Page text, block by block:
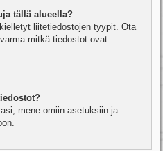
tällä alueella?
liitetiedostojen tyypit. Ota
mitkä tiedostot ovat
mene omiin asetuksiin ja